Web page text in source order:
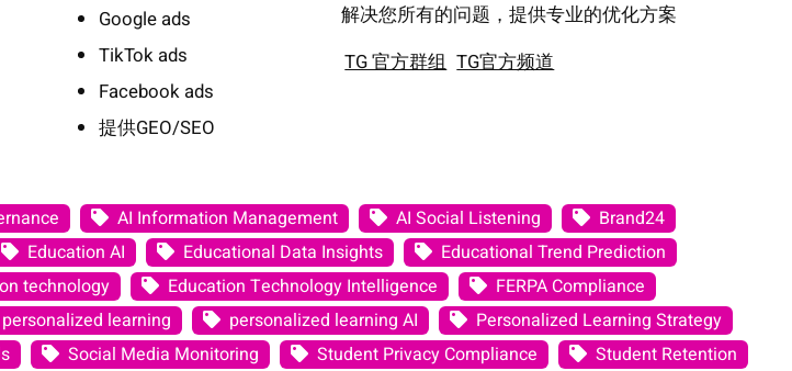
Google ads
TikTok ads
Facebook ads
提供GEO/SEO
解决您所有的问题，提供专业的优化方案
TG 官方群组 TG官方频道
AI Information Management AI Social Listening
Brand24
Education AI Educational Data Insights
Educational Trend Prediction
technology Education Technology Intelligence
FERPA Compliance
personalized learning personalized learning AI
Personalized Learning Strategy
Social Media Monitoring Student Privacy Compliance
Student Retention